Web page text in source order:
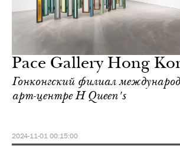
Pace Gallery Hong
Гонконгский филиал
арт-центре H Queen's
2024-11-01 00:15:00